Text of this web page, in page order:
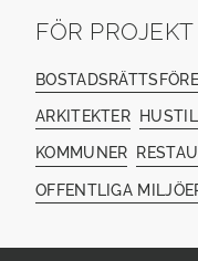
FÖR
ARKITEKTER
KOMMUNER
OFFENTLIGA